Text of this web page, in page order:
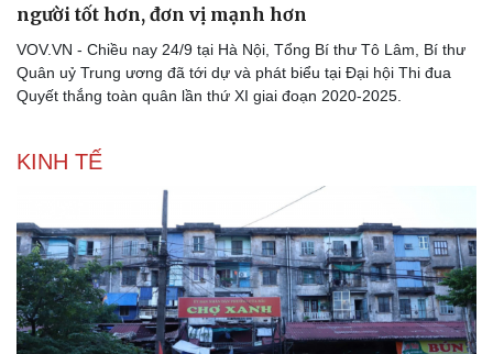
người tốt hơn, đơn vị mạnh hơn
VOV.VN - Chiều nay 24/9 tại Hà Nội, Tổng Bí thư Tô Lâm, Bí thư
Quân uỷ Trung ương đã tới dự và phát biểu tại Đại hội Thi đua
Quyết thắng toàn quân lần thứ XI giai đoạn 2020-2025.
KINH TẾ